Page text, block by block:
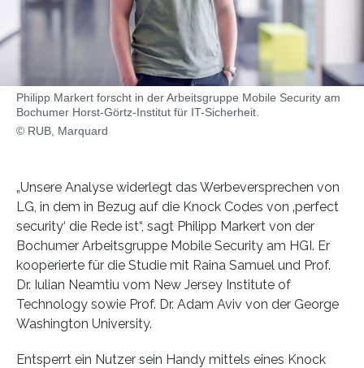
Philipp Markert forscht in der Arbeitsgruppe Mo­bi­le Se­cu­ri­ty am
Bochumer Horst-Görtz-Institut für IT-Sicherheit.
© RUB, Marquard
„Unsere Analyse widerlegt das Werbeversprechen von
LG, in dem in Bezug auf die Knock Codes von ‚perfect
security‘ die Rede ist“, sagt Philipp Markert von der
Bochumer Arbeitsgruppe Mobile Security am HGI. Er
kooperierte für die Studie mit Raina Samuel und Prof.
Dr. Iulian Neamtiu vom New Jersey Institute of
Technology sowie Prof. Dr. Adam Aviv von der George
Washington University.
Entsperrt ein Nutzer sein Handy mittels eines Knock